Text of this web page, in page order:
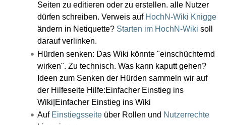
Seiten zu editieren oder zu erstellen. alle Nutzer
dürfen schreiben. Verweis auf HochN-Wiki Knigge
ändern in Netiquette? Starten im HochN-Wiki soll
darauf verlinken.
Hürden senken: Das Wiki könnte "einschüchternd
wirken". Zu technisch. Was kann kaputt gehen?
Ideen zum Senken der Hürden sammeln wir auf
der Hilfeseite Hilfe:Einfacher Einstieg ins
Wiki|Einfacher Einstieg ins Wiki
Auf Einstiegsseite über Rollen und Nutzerrechte